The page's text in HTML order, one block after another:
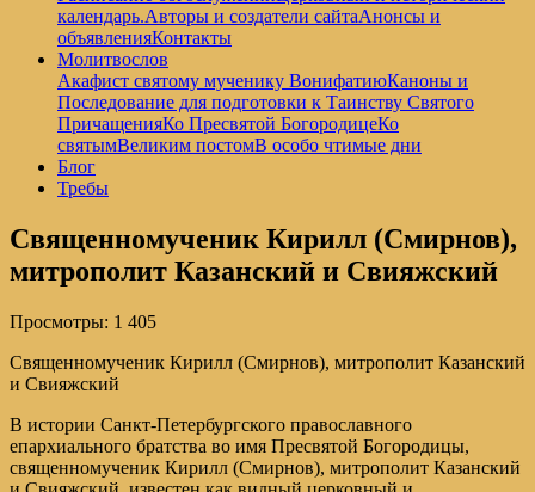
календарь.Авторы и создатели сайтаАнонсы и
объявленияКонтакты
Молитвослов
Акафист святому мученику ВонифатиюКаноны и
Последование для подготовки к Таинству Святого
ПричащенияКо Пресвятой БогородицеКо
святымВеликим постомВ особо чтимые дни
Блог
Требы
Священномученик Кирилл (Смирнов),
митрополит Казанский и Свияжский
Просмотры: 1 405
Священномученик Кирилл (Смирнов), митрополит Казанский
и Свияжский
В истории Санкт-Петербургского православного
епархиального братства во имя Пресвятой Богородицы,
священномученик Кирилл (Смирнов), митрополит Казанский